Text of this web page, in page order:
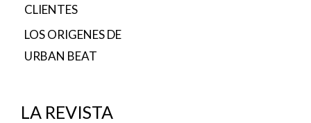
CLIENTES
LOS ORIGENES DE
URBAN BEAT
LA REVISTA